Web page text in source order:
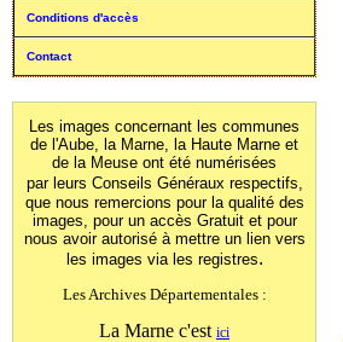
Conditions d'accès
Contact
Les images concernant les communes
de l'Aube, la Marne, la Haute Marne et
de la Meuse ont été numérisées
par leurs Conseils Généraux respectifs,
que nous remercions pour la qualité des
images, pour un accès Gratuit et pour
nous avoir autorisé à mettre un lien vers
les images via les registres.
Les Archives Départementales :
La Marne c'est ici